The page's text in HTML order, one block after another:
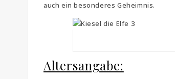
auch ein besonderes Geheimnis.
Altersangabe: